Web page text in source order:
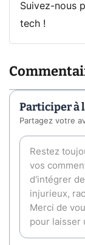
Suivez-nous
tech !
Participer à
Partagez votre